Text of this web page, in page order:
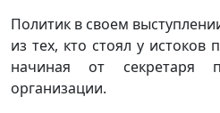
Политик в своем
из тех, кто стоял у истоков
начиная от секретаря
организации.